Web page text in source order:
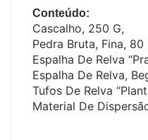
Conteúdo:
Cascalho, 250 G,
Pedra Bruta, Fina, 80
Espalha De Relva
Espalha De Relva,
Tufos De Relva
Material De